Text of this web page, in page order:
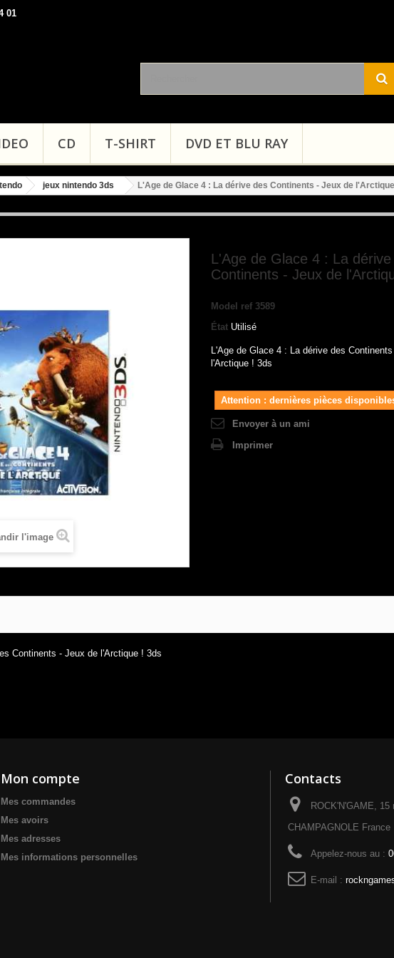
01
CD T-SHIRT DVD ET BLU RAY
jeux nintendo 3ds L'Age de Glace 4 : La dérive des Continents - Jeux de
l'image
L'Age de Glace 4 : La dérive
Continents - Jeux de
Model ref 3589
État Utilisé
L'Age de Glace 4 : La dérive des
l'Arctique ! 3ds
Attention : dernières pièces
Envoyer à un ami
Imprimer
Continents - Jeux de l'Arctique ! 3ds
Mon compte
Mes commandes
Mes avoirs
Mes adresses
Mes informations personnelles
Contacts
ROCK'N'GAME,
CHAMPAGNOLE France
Appelez-nous au :
E-mail :